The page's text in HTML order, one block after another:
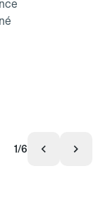
1/6